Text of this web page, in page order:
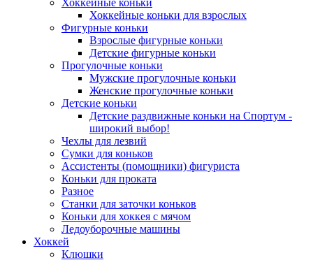
Хоккейные коньки для взрослых
Фигурные коньки
Взрослые фигурные коньки
Детские фигурные коньки
Прогулочные коньки
Мужские прогулочные коньки
Женские прогулочные коньки
Детские коньки
Детские раздвижные коньки на Спортум -
широкий выбор!
Чехлы для лезвий
Сумки для коньков
Ассистенты (помощники) фигуриста
Коньки для проката
Разное
Станки для заточки коньков
Коньки для хоккея с мячом
Ледоуборочные машины
Хоккей
Клюшки